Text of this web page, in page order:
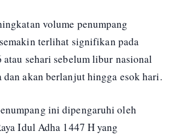
volume penumpang
terlihat signifikan pada
atau sehari sebelum libur nasional
akan berlanjut hingga esok hari.
ini dipengaruhi oleh
Idul Adha 1447 H yang